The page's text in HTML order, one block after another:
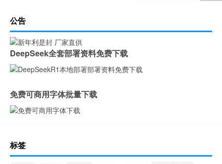
公告
DeepSeek全套部署资料免费下载
免费可商用字体批量下载
标签